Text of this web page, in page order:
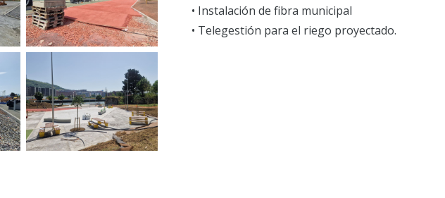
• Instalación de fibra municipal
• Telegestión para el riego proyectado.